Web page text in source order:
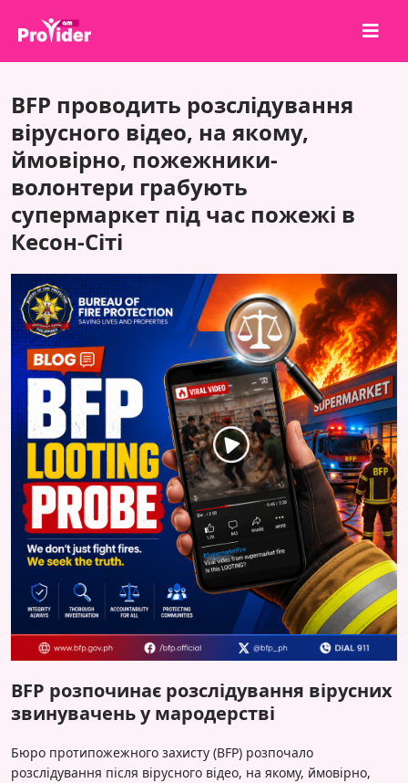
Про нас
Увійти
Зареєструватися
Послуги
API
Умови
Блог
BFP проводить розслідування
вірусного відео, на якому,
ймовірно, пожежники-
волонтери грабують
супермаркет під час пожежі в
Кесон-Сіті
BFP розпочинає розслідування вірусних
звинувачень у мародерстві
Бюро протипожежного захисту (BFP) розпочало
розслідування після вірусного відео, на якому, ймовірно,